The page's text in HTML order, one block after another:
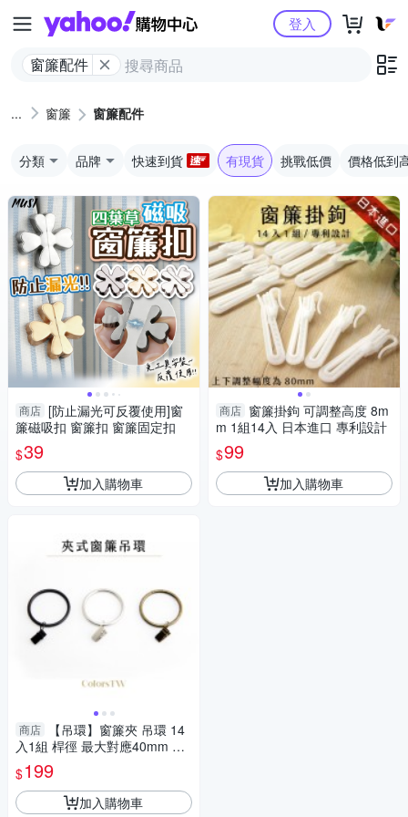
Yahoo購物中心
窗簾配件
登入
窗簾 窗簾配件
分類 品牌 快速到貨 有現貨 挑戰低價 價格低到
商店 [防止漏光可反覆使用]窗
簾磁吸扣 窗簾扣 窗簾固定扣
$39
加入購物車
商店
【吊環】窗簾夾 吊環 14
入1組 桿徑 最大對應40mm 配
件 鱷魚夾 五金用品
$199
加入購物車
商店 窗簾掛鉤 可調整高度 8m
m 1組14入 日本進口 專利設計
$99
加入購物車